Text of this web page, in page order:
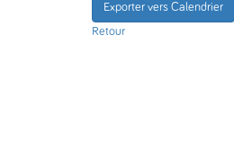
Exporter vers Calendrier
Retour